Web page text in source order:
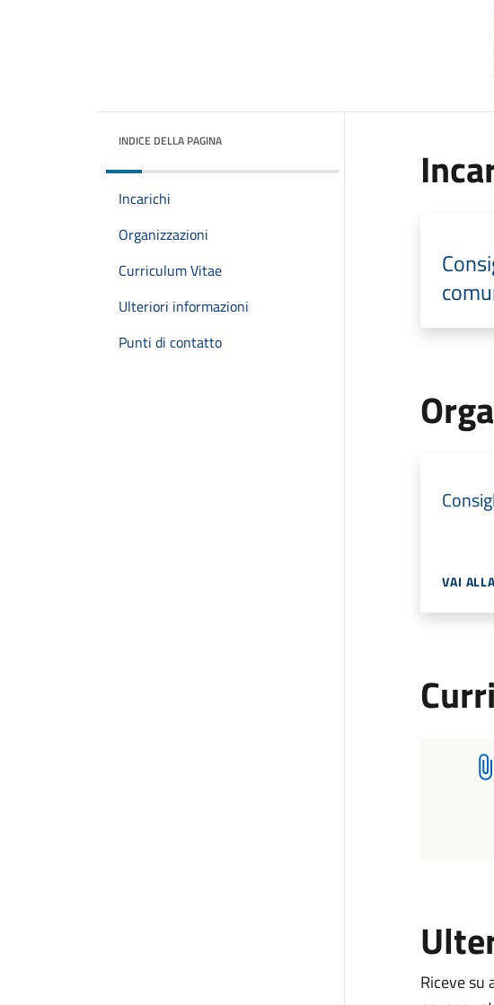
INDICE DELLA PAGINA
Incarichi
Organizzazioni
Curriculum Vitae
Ulteriori informazioni
Punti di contatto
VAI
Riceve su